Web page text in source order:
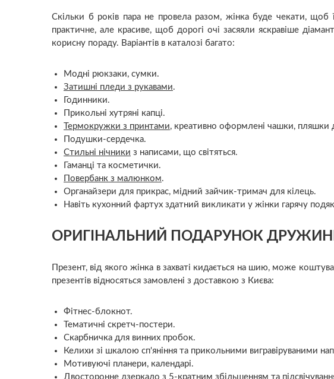
Скільки б років пара не провела разом, жінка буде чекати, щоб
практичне, але красиве, щоб дорогі очі засяяли яскравіше
корисну пораду. Варіантів в каталозі багато:
Модні рюкзаки, сумки.
Затишні пледи з рукавами.
Годинники.
Прикольні хутряні капці.
Термокружки з принтами, креативно оформлені чашки, пляшки
Подушки-сердечка.
Стильні нічники з написами, що світяться.
Гаманці та косметички.
Повербанк з малюнком.
Органайзери для прикрас, мідний зайчик-тримач для кілець.
Навіть кухонний фартух здатний викликати у жінки гарячу
ОРИГІНАЛЬНИЙ ПОДАРУНОК ДРУЖИНІ
Презент, від якого жінка в захваті кидається на шию, може
презентів відносяться замовлені з доставкою з Києва:
Фітнес-блокнот.
Тематичні скретч-постери.
Скарбничка для винних пробок.
Келихи зі шкалою сп'яніння та прикольними вигравіруваними
Мотивуючі планери, календарі.
Двосторонне дзеркало з 5-кратним збільшенням та